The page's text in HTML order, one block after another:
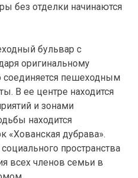
без отделки начинаются
бульвар с
оригинальному
пешеходным
В ее центре находится
и зонами
находится
«Хованская дубрава».
пространства
всех членов семьи в